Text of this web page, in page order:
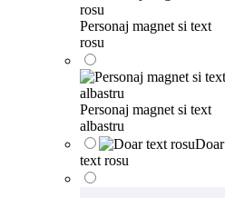
Personaj magnet si text
rosu
Personaj magnet si text
albastru
Doar
text rosu